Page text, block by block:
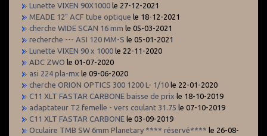
Lunette VIXEN 90X1000 le 27-12-2021
MEADE 12" ACF tube optique le 18-12-2021
cherche WIDE SCAN 16 mm le 05-03-2021
recherche --- ASI 120 MM-S le 05-01-2021
Lunette VIXEN 90 x 1000 le 22-11-2020
ADC ZWO le 01-07-2020
asi 224 pla-mx le 09-06-2020
cherche ORION OPTICS 300 1200 L- 1/10 le 22-01-2020
C11 XLT FASTAR CARBONE baisse de prix le 18-10-2019
adaptateur T2 femelle - vers coulant 31.75 le 07-10-2019
C11 XLT FASTAR CARBONE le 03-09-2019
Oculaire TMB SW 6mm Planetary **** réservé**** le 26-08-